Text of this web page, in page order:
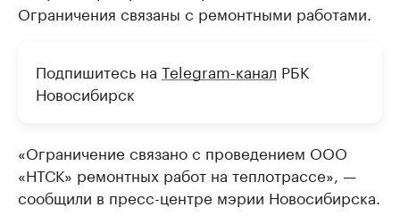
Ограничения связаны с ремонтными работами.
Подпишитесь на Telegram-канал РБК
Новосибирск
«Ограничение связано с проведением ООО
«НТСК» ремонтных работ на теплотрассе», —
сообщили в пресс-центре мэрии Новосибирска.